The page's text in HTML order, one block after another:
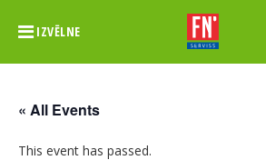
IZVĒLNE
« All Events
This event has passed.